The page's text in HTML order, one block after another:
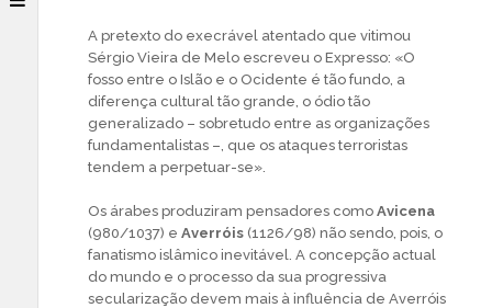
A pretexto do execrável atentado que vitimou
Sérgio Vieira de Melo escreveu o Expresso: «O
fosso entre o Islão e o Ocidente é tão fundo, a
diferença cultural tão grande, o ódio tão
generalizado – sobretudo entre as organizações
fundamentalistas –, que os ataques terroristas
tendem a perpetuar-se».
Os árabes produziram pensadores como Avicena
(980/1037) e Averróis (1126/98) não sendo, pois, o
fanatismo islâmico inevitável. A concepção actual
do mundo e o processo da sua progressiva
secularização devem mais à influência de Averróis